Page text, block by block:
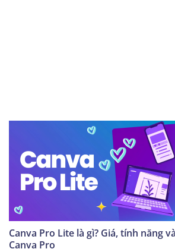
Canva Pro Lite là gì? Giá, tính năng
Canva Pro